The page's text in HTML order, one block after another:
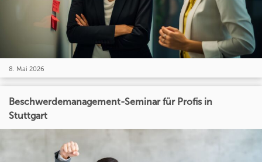
8. Mai 2026
Beschwerdemanagement-Seminar für Profis in
Stuttgart